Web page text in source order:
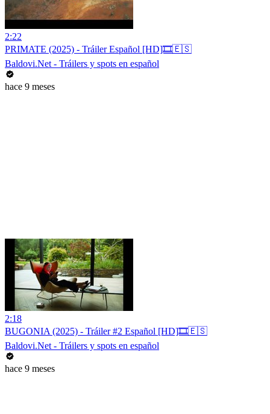
2:22
PRIMATE (2025) - Tráiler Español [HD]🎞️🇪🇸
Baldovi.Net - Tráilers y spots en español
hace 9 meses
2:18
BUGONIA (2025) - Tráiler #2 Español [HD]🎞️🇪🇸
Baldovi.Net - Tráilers y spots en español
hace 9 meses